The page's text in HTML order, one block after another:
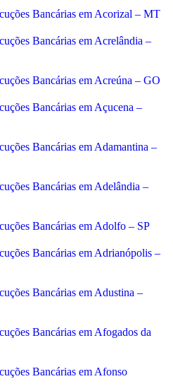
Bancárias em Acorizal – MT
Bancárias em Acrelândia –
Bancárias em Acreúna – GO
Bancárias em Açucena –
Bancárias em Adamantina –
Bancárias em Adelândia –
Bancárias em Adolfo – SP
Bancárias em Adrianópolis –
Bancárias em Adustina –
Bancárias em Afogados da
Bancárias em Afonso